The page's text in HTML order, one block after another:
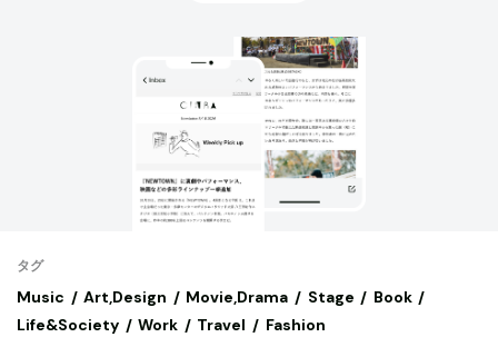
タグ
Music Art,Design Movie,Drama Stage
Book
Life&Society
Work Travel Fashion